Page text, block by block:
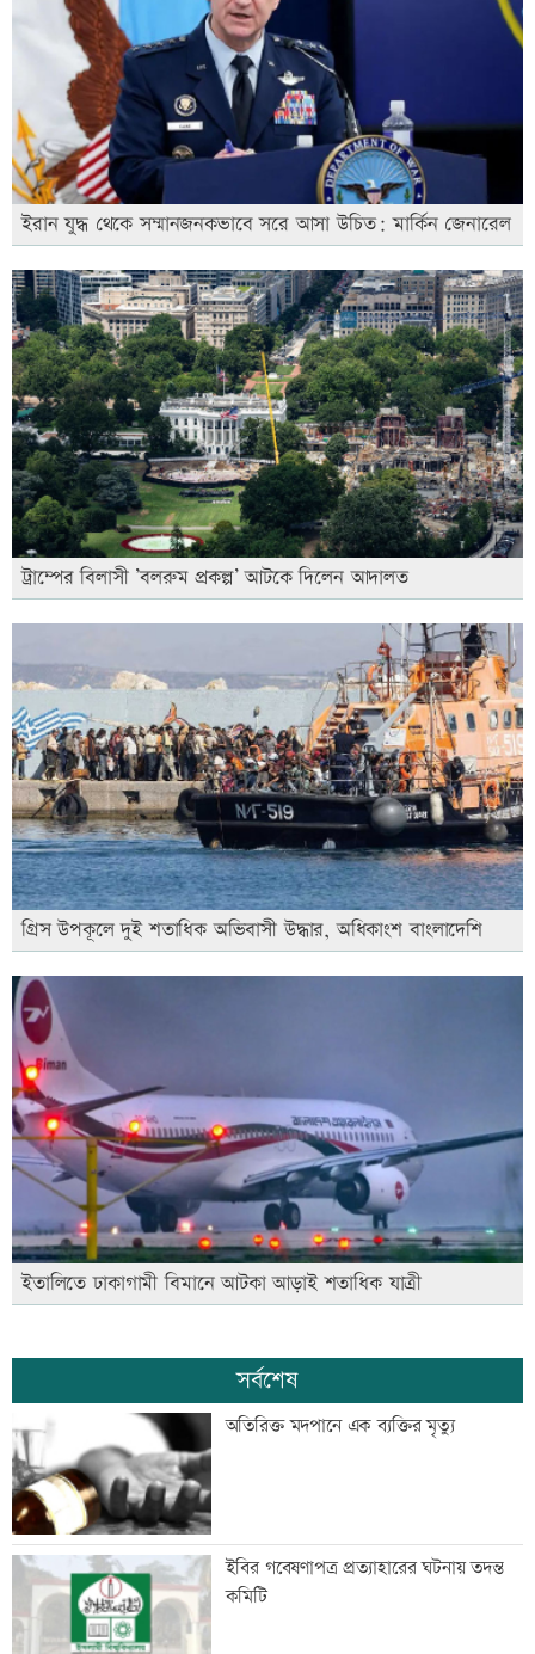
ইরান যুদ্ধ থেকে সম্মানজনকভাবে সরে আসা উচিত: মার্কিন জেনারেল
ট্রাম্পের বিলাসী ’বলরুম প্রকল্প’ আটকে দিলেন আদালত
গ্রিস উপকূলে দুই শতাধিক অভিবাসী উদ্ধার, অধিকাংশ বাংলাদেশি
ইতালিতে ঢাকাগামী বিমানে আটকা আড়াই শতাধিক যাত্রী
সর্বশেষ
অতিরিক্ত মদপানে এক ব্যক্তির মৃত্যু
ইবির গবেষণাপত্র প্রত্যাহারের ঘটনায় তদন্ত
কমিটি